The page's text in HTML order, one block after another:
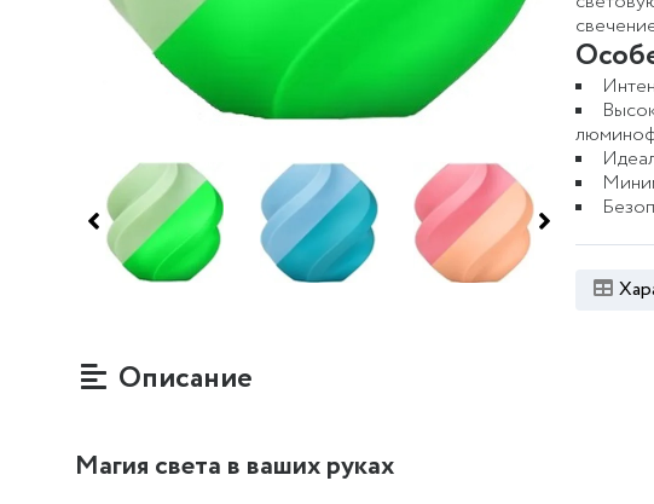
Описание
Магия света в ваших руках